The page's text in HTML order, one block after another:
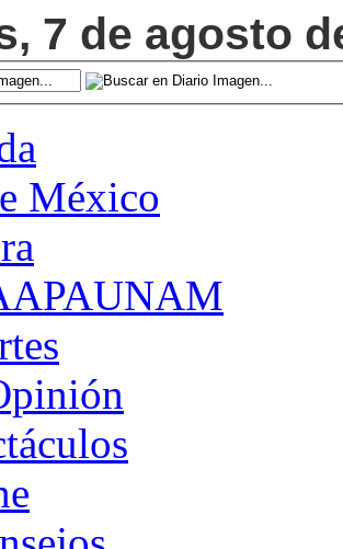
7 de agosto
México